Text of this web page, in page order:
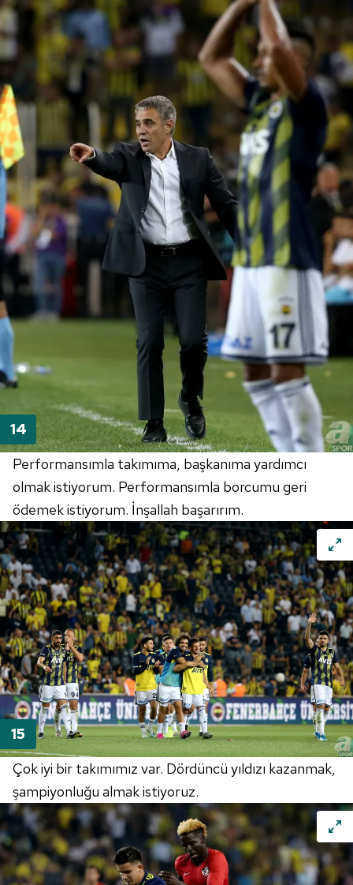
Performansımla takımıma, başkanıma yardımcı
olmak istiyorum. Performansımla borcumu geri
ödemek istiyorum. İnşallah başarırım.
Çok iyi bir takımımız var. Dördüncü yıldızı kazanmak,
şampiyonluğu almak istiyoruz.